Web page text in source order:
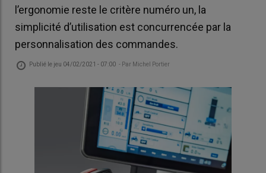
l’ergonomie reste le critère numéro un, la
simplicité d’utilisation est concurrencée par la
personnalisation des commandes.
Publié le jeu 04/02/2021 - 07:00 - Par Michel Portier